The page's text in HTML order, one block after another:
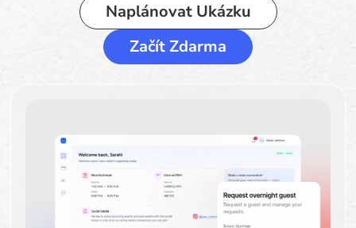
Naplánovat Ukázku
Začít Zdarma